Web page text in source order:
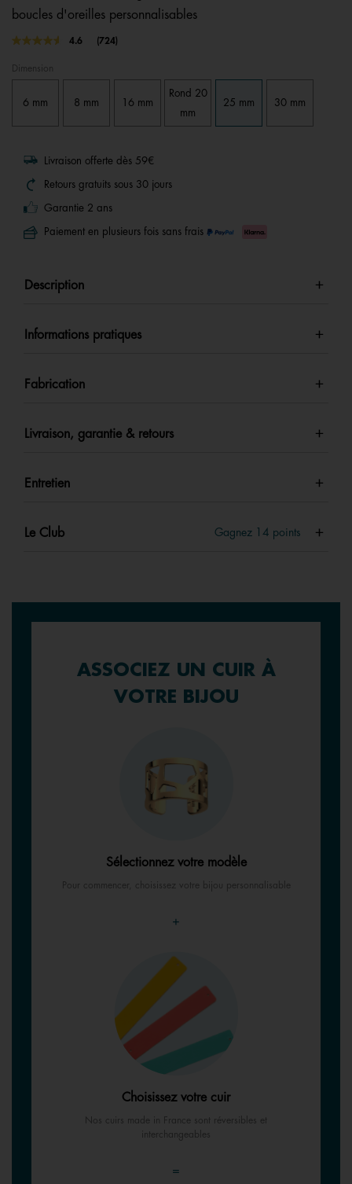
boucles d'oreilles personnalisables
3,7 out of 5 Customer Rating
4.6
Lire
la
(724)
Dimension
6 mm 8 mm 16 mm
Rond 20
mm
25 mm 30 mm
Livraison offerte dès 59€
Retours gratuits sous 30 jours
Garantie 2 ans
Paiement en plusieurs fois sans frais
Description
Informations pratiques
Fabrication
Livraison, garantie & retours
Entretien
Le Club Gagnez 14 points
ASSOCIEZ UN CUIR À
VOTRE BIJOU
Sélectionnez votre modèle
Pour commencer, choisissez votre bijou personnalisable
+
Choisissez votre cuir
Nos cuirs made in France sont réversibles et
interchangeables
=